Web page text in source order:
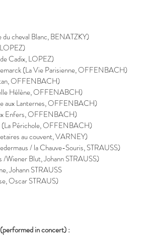
du cheval Blanc, BENATZKY)
Cadix, LOPEZ)
(La Vie Parisienne, OFFENBACH)
OFFENBACH)
Hélène, OFFENABCH)
aux Lanternes, OFFENBACH)
Enfers, OFFENBACH)
(La Périchole, OFFENBACH)
au couvent, VARNEY)
/ la Chauve-Souris, STRAUSS)
/Wiener Blut, Johann STRAUSS)
Johann STRAUSS
Oscar STRAUS)
in concert) :